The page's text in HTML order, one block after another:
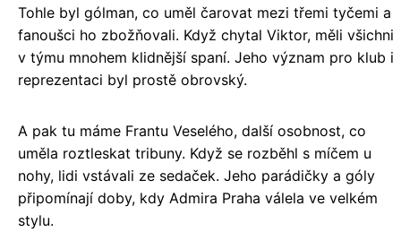
Tohle byl gólman, co uměl čarovat mezi třemi tyčemi a
fanoušci ho zbožňovali. Když chytal Viktor, měli všichni
v týmu mnohem klidnější spaní. Jeho význam pro klub i
reprezentaci byl prostě obrovský.
A pak tu máme Frantu Veselého, další osobnost, co
uměla roztleskat tribuny. Když se rozběhl s míčem u
nohy, lidi vstávali ze sedaček. Jeho parádičky a góly
připomínají doby, kdy Admira Praha válela ve velkém
stylu.